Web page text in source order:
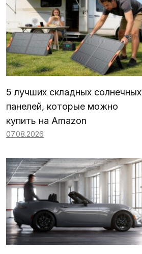
5 лучших складных солнечных
панелей, которые можно
купить на Amazon
07.08.2026